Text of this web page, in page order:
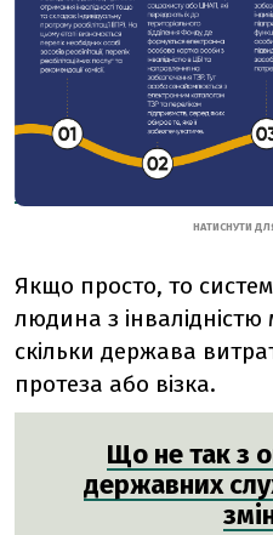
НАТИСНУТИ
Якщо просто, то
людина з
скільки держава
протеза або візка.
Що не так з
державних